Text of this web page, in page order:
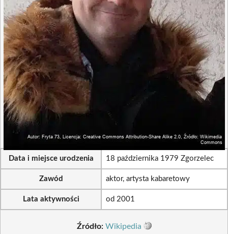
Data i miejsce urodzenia 18 października 1979 Zgorzelec
Zawód aktor, artysta kabaretowy
Lata aktywności od 2001
Źródło: Wikipedia